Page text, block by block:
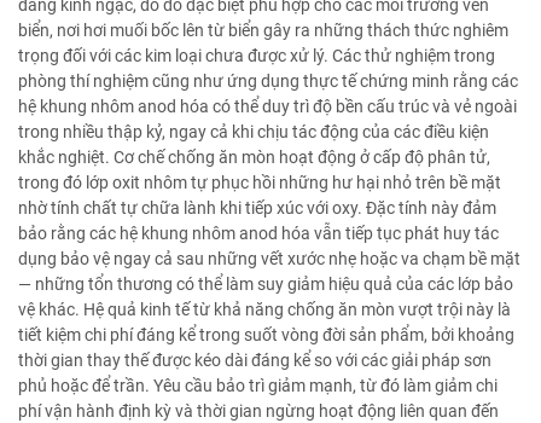
đáng kinh ngạc, do đó đặc biệt phù hợp cho các môi trường ven
biển, nơi hơi muối bốc lên từ biển gây ra những thách thức nghiêm
trọng đối với các kim loại chưa được xử lý. Các thử nghiệm trong
phòng thí nghiệm cũng như ứng dụng thực tế chứng minh rằng các
hệ khung nhôm anod hóa có thể duy trì độ bền cấu trúc và vẻ ngoài
trong nhiều thập kỷ, ngay cả khi chịu tác động của các điều kiện
khắc nghiệt. Cơ chế chống ăn mòn hoạt động ở cấp độ phân tử,
trong đó lớp oxit nhôm tự phục hồi những hư hại nhỏ trên bề mặt
nhờ tính chất tự chữa lành khi tiếp xúc với oxy. Đặc tính này đảm
bảo rằng các hệ khung nhôm anod hóa vẫn tiếp tục phát huy tác
dụng bảo vệ ngay cả sau những vết xước nhẹ hoặc va chạm bề mặt
— những tổn thương có thể làm suy giảm hiệu quả của các lớp bảo
vệ khác. Hệ quả kinh tế từ khả năng chống ăn mòn vượt trội này là
tiết kiệm chi phí đáng kể trong suốt vòng đời sản phẩm, bởi khoảng
thời gian thay thế được kéo dài đáng kể so với các giải pháp sơn
phủ hoặc để trần. Yêu cầu bảo trì giảm mạnh, từ đó làm giảm chi
phí vận hành định kỳ và thời gian ngừng hoạt động liên quan đến